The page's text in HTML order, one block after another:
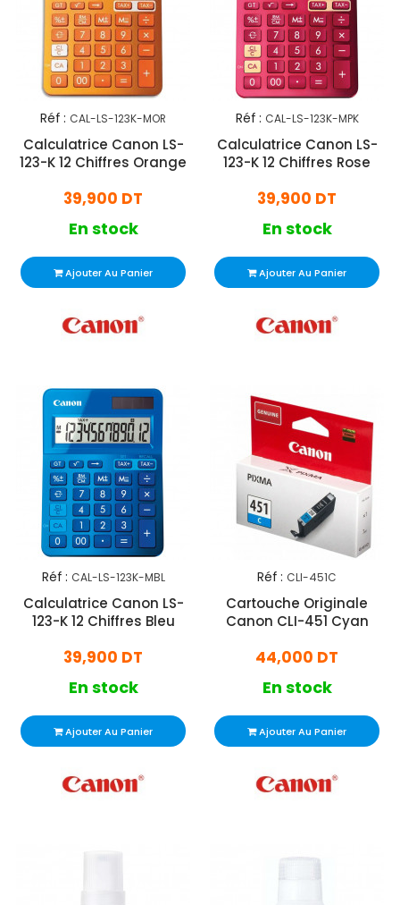
Réf : CAL-LS-123K-MOR
Calculatrice Canon LS-
123-K 12 Chiffres Orange
39,900 DT
En stock
Ajouter Au Panier
Réf : CAL-LS-123K-MPK
Calculatrice Canon LS-
123-K 12 Chiffres Rose
39,900 DT
En stock
Ajouter Au Panier
Réf : CAL-LS-123K-MBL
Calculatrice Canon LS-
123-K 12 Chiffres Bleu
39,900 DT
En stock
Ajouter Au Panier
Réf : CLI-451C
Cartouche Originale
Canon CLI-451 Cyan
44,000 DT
En stock
Ajouter Au Panier